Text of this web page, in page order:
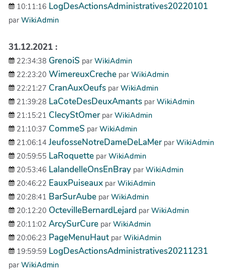
10:11:16 LogDesActionsAdministratives20220101
par WikiAdmin
31.12.2021 :
22:34:38 GrenoiS par WikiAdmin
22:23:20 WimereuxCreche par WikiAdmin
22:21:27 CranAuxOeufs par WikiAdmin
21:39:28 LaCoteDesDeuxAmants par WikiAdmin
21:15:21 ClecyStOmer par WikiAdmin
21:10:37 CommeS par WikiAdmin
21:06:14 JeufosseNotreDameDeLaMer par WikiAdmin
20:59:55 LaRoquette par WikiAdmin
20:53:46 LalandelleOnsEnBray par WikiAdmin
20:46:22 EauxPuiseaux par WikiAdmin
20:28:41 BarSurAube par WikiAdmin
20:12:20 OctevilleBernardLejard par WikiAdmin
20:11:02 ArcySurCure par WikiAdmin
20:06:23 PageMenuHaut par WikiAdmin
19:59:59 LogDesActionsAdministratives20211231
par WikiAdmin